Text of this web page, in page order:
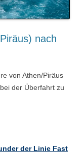
nach
von Athen/Piräus
der Überfahrt zu
der Linie Fast